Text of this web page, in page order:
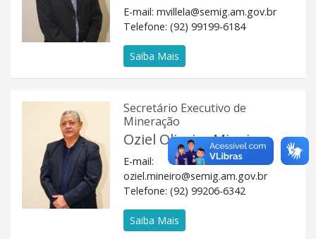
E-mail: mvillela@semig.am.gov.br
Telefone: (92) 99199-6184
Saiba Mais
Secretário Executivo de
Mineração
Oziel Oliveira Mineiro
E-mail:
oziel.mineiro@semig.am.gov.br
Telefone: (92) 99206-6342
Saiba Mais